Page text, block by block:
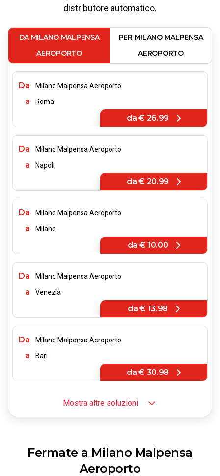
distributore automatico.
DA MILANO MALPENSA
AEROPORTO
PER MILANO MALPENSA
AEROPORTO
Da
a
Milano Malpensa Aeroporto
Roma
da € 26.99
Da
a
Milano Malpensa Aeroporto
Napoli
da € 20.99
Da
a
Milano Malpensa Aeroporto
Milano
da € 10.00
Da
a
Milano Malpensa Aeroporto
Venezia
da € 13.98
Da
a
Milano Malpensa Aeroporto
Bari
da € 30.98
a
Milano Malpensa Aeroporto
Firenze
Milano Malpensa Aeroporto
Mostra altre soluzioni
Fermate a Milano Malpensa
Aeroporto